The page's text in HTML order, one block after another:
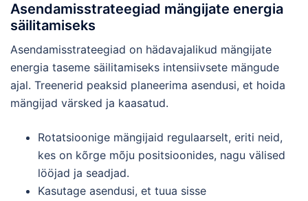
Asendamisstrateegiad mängijate energia
säilitamiseks
Asendamisstrateegiad on hädavajalikud mängijate
energia taseme säilitamiseks intensiivsete mängude
ajal. Treenerid peaksid planeerima asendusi, et hoida
mängijad värsked ja kaasatud.
Rotatsioonige mängijaid regulaarselt, eriti neid,
kes on kõrge mõju positsioonides, nagu välised
lööjad ja seadjad.
Kasutage asendusi, et tuua sisse